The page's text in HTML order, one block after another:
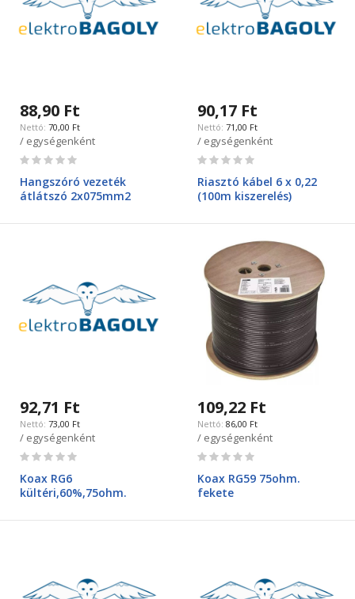
88,90 Ft
70,00 Ft
/ egységenként
Rating:
Hangszóró vezeték
átlátszó 2x075mm2
90,17 Ft
71,00 Ft
/ egységenként
Rating:
Riasztó kábel 6 x 0,22
(100m kiszerelés)
92,71 Ft
73,00 Ft
/ egységenként
Rating:
Koax RG6
kültéri,60%,75ohm.
109,22 Ft
86,00 Ft
/ egységenként
Rating:
Koax RG59 75ohm.
fekete